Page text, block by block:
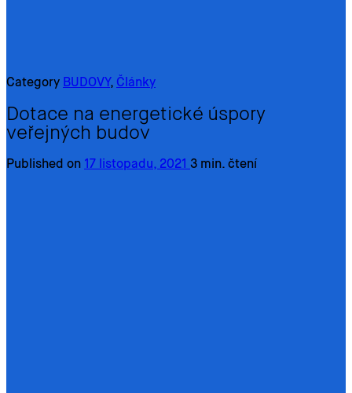
Category BUDOVY, Články
Dotace na energetické úspory
veřejných budov
Published on 17 listopadu, 2021 3 min. čtení